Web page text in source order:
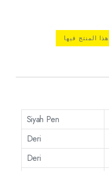
المنتج فيها
Siyah Pen
Deri
Deri